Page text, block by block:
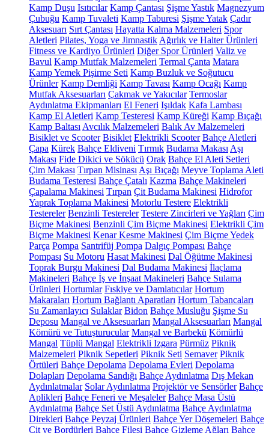
Kamp Duşu Isıtıcılar Kamp Çantası Şişme Yastık Magnezyum
Çubuğu Kamp Tuvaleti Kamp Taburesi Şişme Yatak Çadır
Aksesuarı Sırt Çantası Hayatta Kalma Malzemeleri Spor
Aletleri Pilates, Yoga ve Jimnastik Ağırlık ve Halter Ürünleri
Fitness ve Kardiyo Ürünleri Diğer Spor Ürünleri Valiz ve
Bavul Kamp Mutfak Malzemeleri Termal Çanta Matara
Kamp Yemek Pişirme Seti Kamp Buzluk ve Soğutucu
Ürünler Kamp Demliği Kamp Tavası Kamp Ocağı Kamp
Mutfak Aksesuarları Çakmak ve Yakıcılar Termoslar
Aydınlatma Ekipmanları El Feneri Işıldak Kafa Lambası
Kamp El Aletleri Kamp Testeresi Kamp Küreği Kamp Bıçağı
Kamp Baltası Avcılık Malzemeleri Balık Av Malzemeleri
Bisiklet ve Scooter Bisiklet Elektrikli Scooter Bahçe Aletleri
Çapa Kürek Bahçe Eldiveni Tırmık Budama Makası Aşı
Makası Fide Dikici ve Sökücü Orak Bahçe El Aleti Setleri
Çim Makası Tırpan Misinası Aşı Bıçağı Meyve Toplama Aleti
Budama Testeresi Bahçe Çatalı Kazma Bahçe Makineleri
Çapalama Makinesi Tırpan Çit Budama Makinesi Hidrofor
Yaprak Toplama Makinesi Motorlu Testere Elektrikli
Testereler Benzinli Testereler Testere Zincirleri ve Yağları Çim
Biçme Makinesi Benzinli Çim Biçme Makinesi Elektrikli Çim
Biçme Makinesi Kenar Kesme Makinesi Çim Biçme Yedek
Parça Pompa Santrifüj Pompa Dalgıç Pompası Bahçe
Pompası Su Motoru Hasat Makinesi Dal Öğütme Makinesi
Toprak Burgu Makinesi Dal Budama Makinesi İlaçlama
Makineleri Bahçe İş ve İnşaat Makineleri Bahçe Sulama
Ürünleri Hortumlar Fıskiye ve Damlatıcılar Hortum
Makaraları Hortum Bağlantı Aparatları Hortum Tabancaları
Su Zamanlayıcı Sulaklar Bidon Bahçe Musluğu Şişme Su
Deposu Mangal ve Aksesuarları Mangal Aksesuarları Mangal
Kömürü ve Tutuşturucular Mangal ve Barbekü Kömürlü
Mangal Tüplü Mangal Elektrikli Izgara Pürmüz Piknik
Malzemeleri Piknik Sepetleri Piknik Seti Semaver Piknik
Örtüleri Bahçe Depolama Depolama Evleri Depolama
Dolapları Depolama Sandığı Bahçe Aydınlatma Dış Mekan
Aydınlatmalar Solar Aydınlatma Projektör ve Sensörler Bahçe
Aplikleri Bahçe Feneri ve Meşaleler Bahçe Masa Üstü
Aydınlatma Bahçe Set Üstü Aydınlatma Bahçe Aydınlatma
Direkleri Bahçe Peyzaj Ürünleri Bahçe Yer Döşemeleri Bahçe
Çit ve Bordürleri Bahçe Filesi Bahçe Gizleme Ağları Bahçe